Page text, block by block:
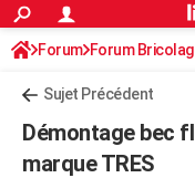
ACTUALITÉS
Politique
Société
Faits Divers
Education
Monde
Villes
+
Programme TV
Sorties cinéma
FINANCE
Forum Forum
Sujet Précédent
Démontage bec
marque TRES